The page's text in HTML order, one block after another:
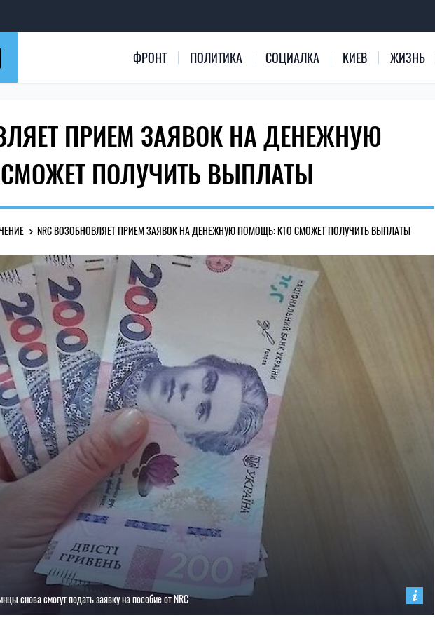
ФРОНТ ПОЛИТИКА СОЦИАЛКА КИЕВ ЖИЗНЬ
ПРИЕМ ЗАЯВОК НА ДЕНЕЖНУЮ
ПОЛУЧИТЬ ВЫПЛАТЫ
NRC ВОЗОБНОВЛЯЕТ ПРИЕМ ЗАЯВОК НА ДЕНЕЖНУЮ ПОМОЩЬ: КТО СМОЖЕТ ПОЛУЧИТЬ ВЫПЛАТЫ
снова смогут подать заявку на пособие от NRC